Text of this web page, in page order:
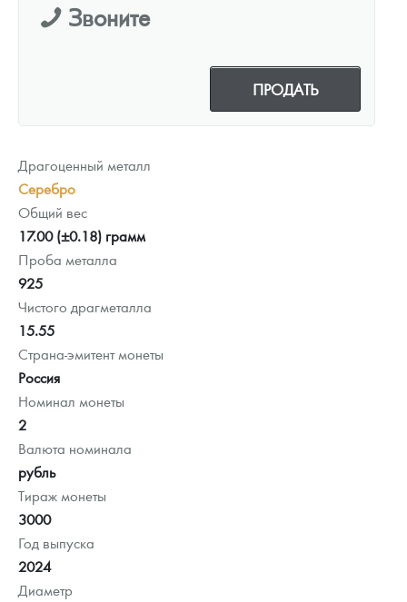
Звоните
ПРОДАТЬ
Драгоценный металл
Серебро
Общий вес
17.00 (±0.18) грамм
Проба металла
925
Чистого драгметалла
15.55
Страна-эмитент монеты
Россия
Номинал монеты
2
Валюта номинала
рубль
Тираж монеты
3000
Год выпуска
2024
Диаметр